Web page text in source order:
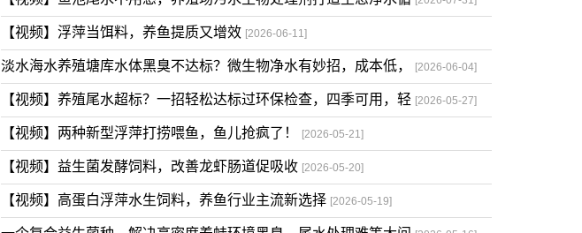
生态水产养殖技术 更多 >
【视频】鱼池尾水不用愁，养殖场污水生物处理剂打造生态净水循[2026-07-31]
【视频】浮萍当饵料，养鱼提质又增效[2026-06-11]
淡水海水养殖塘库水体黑臭不达标？微生物净水有妙招，成本低，[2026-06-04]
【视频】养殖尾水超标？一招轻松达标过环保检查，四季可用，轻[2026-05-27]
【视频】两种新型浮萍打捞喂鱼，鱼儿抢疯了！[2026-05-21]
【视频】益生菌发酵饲料，改善龙虾肠道促吸收[2026-05-20]